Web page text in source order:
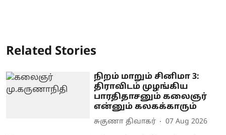
Related Stories
நிறம் மாறும் சினிமா 3:
திராவிடம் முழங்கிய
பாரதிதாசனும் கலைஞர்
என்னும் கலகக்காரும்
சுகுணா திவாகர் 07 Aug 2026